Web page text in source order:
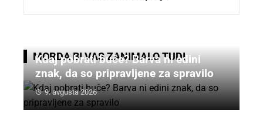
MORDA BI VAS ZANIMALO TUDI
Kdaj pobrati buče? Barva ni edini
znak, da so pripravljene za spravilo
9. avgusta 2026